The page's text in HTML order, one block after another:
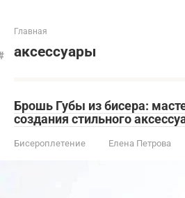
Главная
аксессуары
Брошь Губы из бисера:
создания стильного
Бисероплетение Елена Петрова